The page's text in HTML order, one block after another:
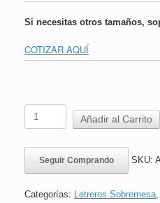
Si necesitas otros tamaños,
COTIZAR AQUÍ
Letrero
Sobremesa
|
ACHS
|
Desinfectar
Añadir al Carrito
Seguir Comprando SKU:
Categorías: Letreros Sobremesa,